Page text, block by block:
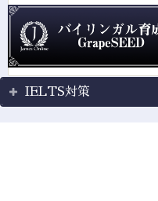
IELTS対策